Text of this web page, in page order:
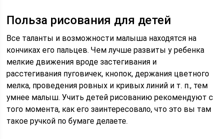
Польза рисования для детей
Все таланты и возможности малыша находятся на
кончиках его пальцев. Чем лучше развиты у ребенка
мелкие движения вроде застегивания и
расстегивания пуговичек, кнопок, держания цветного
мелка, проведения ровных и кривых линий и т. п., тем
умнее малыш. Учить детей рисованию рекомендуют с
того момента, как его заинтересовало, что это вы там
такое ручкой по бумаге делаете.